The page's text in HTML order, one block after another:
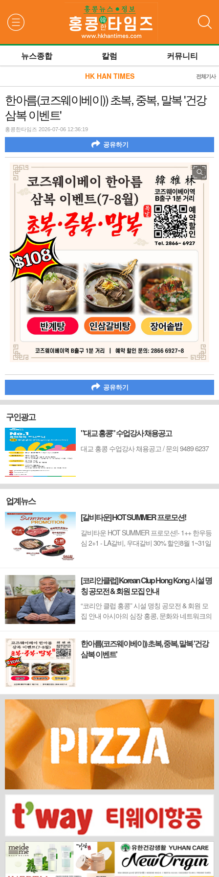
뉴스종합 칼럼 커뮤니티
HK HAN TIMES 전체기사
한아름(코즈웨이베이)) 초복, 중복, 말복 '건강
삼복 이벤트'
홍콩한타임즈 2026-07-06 12:36:19
공유하기
공유하기
구인광고
"대교 홍콩" 수업강사 채용공고
대교 홍콩 수업강사 채용공고 / 문의 9489 6237
업계뉴스
[갈비타운] HOT SUMMER 프로모션!
갈비타운 HOT SUMMER 프로모션!- 1++ 한우등
심 2+1 - LA갈비, 우대갈비 30% 할인8월 1~31일
[코리안클럽] Korean Clup Hong Kong 시설 명
칭 공모전 & 회원 모집 안내
“코리안 클럽 홍콩” 시설 명칭 공모전 & 회원 모
집 안내 아시아의 심장 홍콩, 문화와 네트워크의
홍콩. 이 역동적인 글로벌 허브의 중심에서 한국
의 깊이 있는 문화유산과 세계적 감각을 잇는 새
한아름(코즈웨이베이)) 초복, 중복, 말복 '건강
삼복 이벤트'